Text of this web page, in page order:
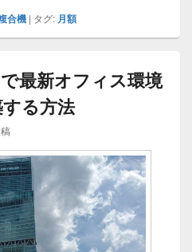
合機 | タグ: 月額
最新オフィス環境
る方法